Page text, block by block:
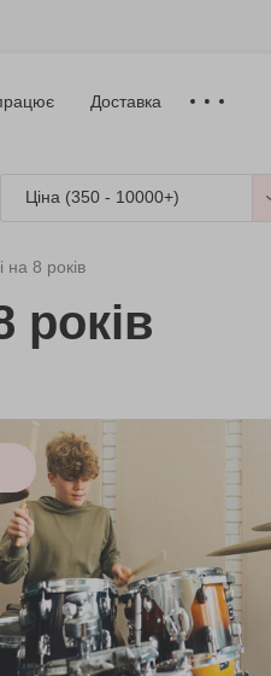
Доставка
Ціна (350 - 10000+)
на 8 років
років